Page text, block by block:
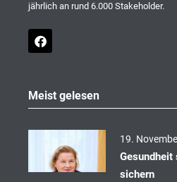
jährlich an rund 6.000 Stakeholder.
F
a
o
o
Meist gelesen
19.
sichern